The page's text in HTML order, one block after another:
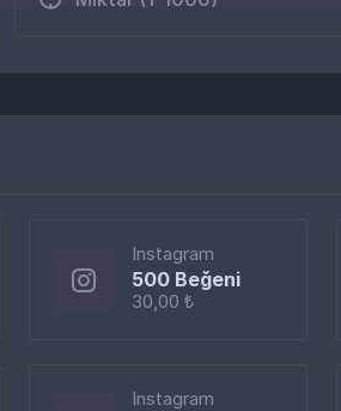
Instagram
500 Beğeni
30,00 ₺
Instagram